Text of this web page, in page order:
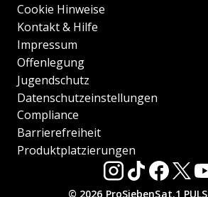
Cookie Hinweise
Kontakt & Hilfe
Impressum
Offenlegung
Jugendschutz
Datenschutzeinstellungen
Compliance
Barrierefreiheit
Produktplatzierungen
© 2026 ProSiebenSat.1